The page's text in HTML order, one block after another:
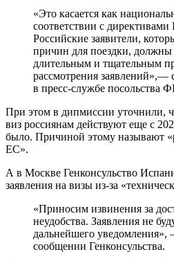
«Это касается как
соответствии с
Российские заявители,
причин для поездки, должны
длительным и тщательным
рассмотрения
в пресс-службе посольства
При этом в дипмиссии уточнили,
виз россиянам действуют еще с
было. Причиной этому называют
ЕС».
А в Москве Генконсульство
заявления на визы из-за
«Приносим извинения за
неудобства. Заявления не
дальнейшего уведомления»,
сообщении Генконсульства.